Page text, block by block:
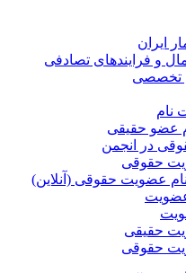
ایران
و فرایندهای تصادفی
تخصصی
نام
عضو حقیقی
در انجمن
حقوقی
عضویت حقوقی (آنلاین)
حقیقی
حقوقی